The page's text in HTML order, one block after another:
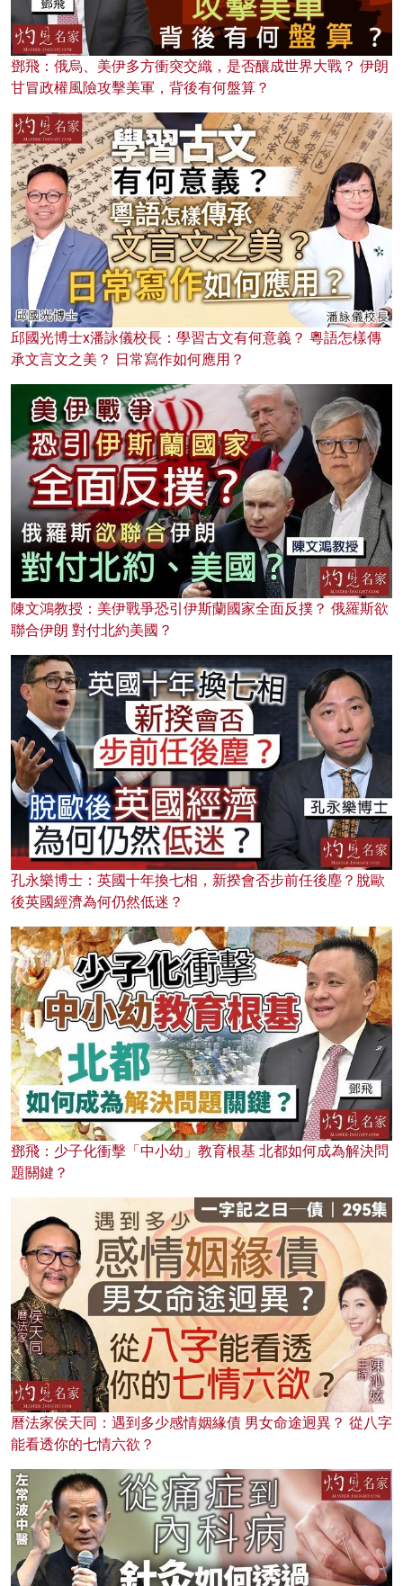
鄧飛：俄烏、美伊多方衝突交織，是否釀成世界大戰？ 伊朗
甘冒政權風險攻擊美軍，背後有何盤算？
邱國光博士x潘詠儀校長：學習古文有何意義？ 粵語怎樣傳
承文言文之美？ 日常寫作如何應用？
陳文鴻教授：美伊戰爭恐引伊斯蘭國家全面反撲？ 俄羅斯欲
聯合伊朗 對付北約美國？
孔永樂博士：英國十年換七相，新揆會否步前任後塵？脫歐
後英國經濟為何仍然低迷？
鄧飛：少子化衝擊「中小幼」教育根基 北都如何成為解決問
題關鍵？
曆法家侯天同：遇到多少感情姻緣債 男女命途迥異？ 從八字
能看透你的七情六欲？